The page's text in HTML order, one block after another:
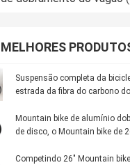
Suspensão completa da
estrada da fibra do carbono
Mountain bike de alumínio
de disco, o Mountain bike de
Competindo 26" Mountain